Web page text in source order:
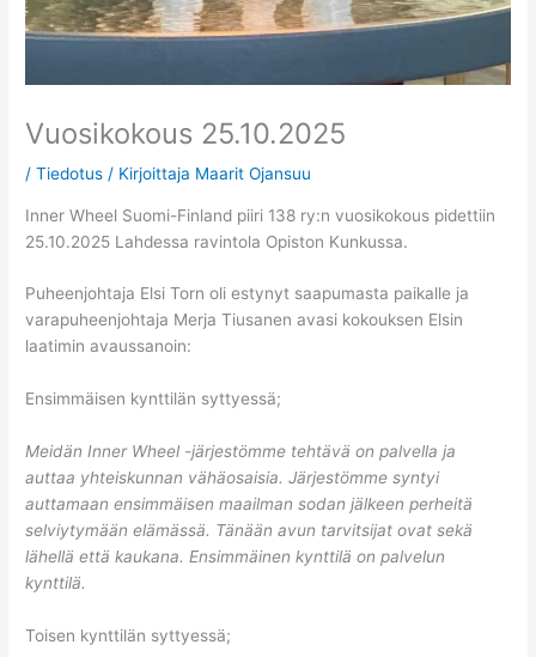
Vuosikokous 25.10.2025
/Tiedotus / Kirjoittaja Maarit Ojansuu
Inner Wheel Suomi-Finland piiri 138 ry:n vuosikokous pidettiin
25.10.2025 Lahdessa ravintola Opiston Kunkussa.
Puheenjohtaja Elsi Torn oli estynyt saapumasta paikalle ja
varapuheenjohtaja Merja Tiusanen avasi kokouksen Elsin
laatimin avaussanoin:
Ensimmäisen kynttilän syttyessä;
Meidän Inner Wheel -järjestömme tehtävä on palvella ja
auttaa yhteiskunnan vähäosaisia. Järjestömme syntyi
auttamaan ensimmäisen maailman sodan jälkeen perheitä
selviytymään elämässä. Tänään avun tarvitsijat ovat sekä
lähellä että kaukana. Ensimmäinen kynttilä on palvelun
kynttilä.
Toisen kynttilän syttyessä;